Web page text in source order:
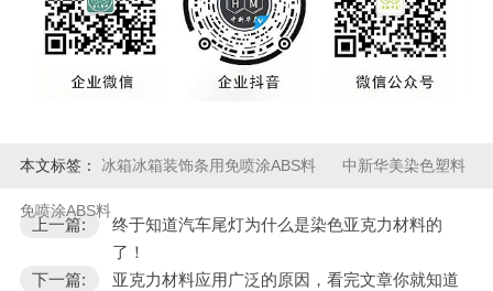
本文标签： 冰箱冰箱装饰条用免喷涂ABS料 中新华美染色塑料
免喷涂ABS料
上一篇:
终于知道汽车尾灯为什么是染色亚克力材料的
了！
下一篇:
亚克力材料应用广泛的原因，看完文章你就知道